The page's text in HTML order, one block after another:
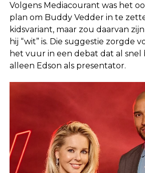
Volgens Mediacourant was het
plan om Buddy Vedder in te
kidsvariant, maar zou daarvan
hij “wit” is. Die suggestie zorgde
het vuur in een debat dat al
alleen Edson als presentator.